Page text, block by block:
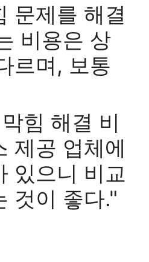
문제를 해결
비용은 상
르며, 보통
힘 해결 비
제공 업체에
있으니 비교
것이 좋다."